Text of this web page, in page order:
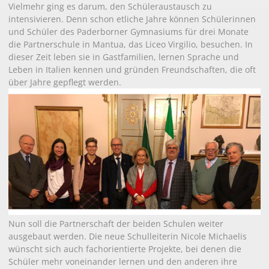
Vielmehr ging es darum, den Schüleraustausch zu
intensivieren. Denn schon etliche Jahre können Schülerinnen
und Schüler des Paderborner Gymnasiums für drei Monate
die Partnerschule in Mantua, das Liceo Virgilio, besuchen. In
dieser Zeit leben sie in Gastfamilien, lernen Sprache und
Leben in Italien kennen und gründen Freundschaften, die oft
über Jahre gepflegt werden.
Nun soll die Partnerschaft der beiden Schulen weiter
ausgebaut werden. Die neue Schulleiterin Nicole Michaelis
wünscht sich auch fachorientierte Projekte, bei denen die
Schüler mehr voneinander lernen und den anderen ihre